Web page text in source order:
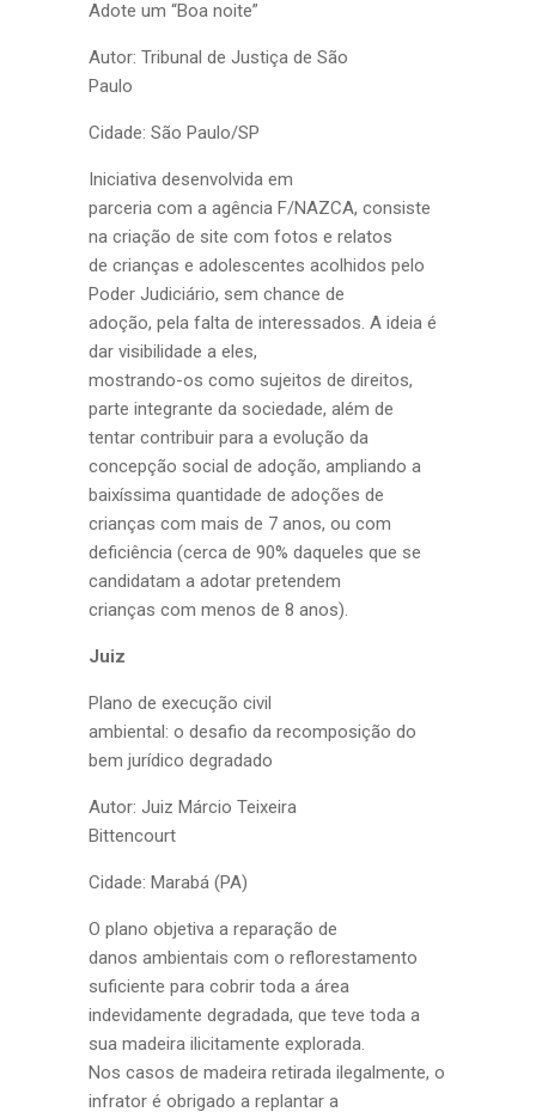
Adote um “Boa noite”
Autor: Tribunal de Justiça de São
Paulo
Cidade: São Paulo/SP
Iniciativa desenvolvida em
parceria com a agência F/NAZCA, consiste
na criação de site com fotos e relatos
de crianças e adolescentes acolhidos pelo
Poder Judiciário, sem chance de
adoção, pela falta de interessados. A ideia é
dar visibilidade a eles,
mostrando-os como sujeitos de direitos,
parte integrante da sociedade, além de
tentar contribuir para a evolução da
concepção social de adoção, ampliando a
baixíssima quantidade de adoções de
crianças com mais de 7 anos, ou com
deficiência (cerca de 90% daqueles que se
candidatam a adotar pretendem
crianças com menos de 8 anos).
Juiz
Plano de execução civil
ambiental: o desafio da recomposição do
bem jurídico degradado
Autor: Juiz Márcio Teixeira
Bittencourt
Cidade: Marabá (PA)
O plano objetiva a reparação de
danos ambientais com o reflorestamento
suficiente para cobrir toda a área
indevidamente degradada, que teve toda a
sua madeira ilicitamente explorada.
Nos casos de madeira retirada ilegalmente, o
infrator é obrigado a replantar a